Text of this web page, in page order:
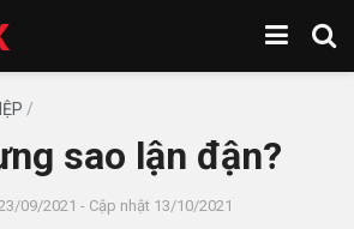
/
sao lận đận?
09/2021 - Cập nhật 13/10/2021